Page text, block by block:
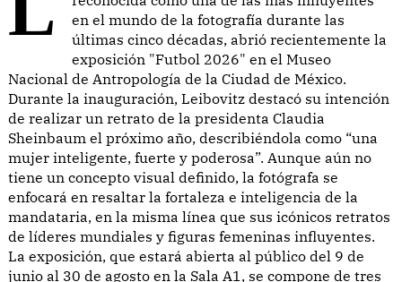
en el mundo de la fotografía durante las
últimas cinco décadas, abrió recientemente la
exposición "Futbol 2026" en el Museo
Nacional de Antropología de la Ciudad de México.
Durante la inauguración, Leibovitz destacó su intención
de realizar un retrato de la presidenta Claudia
Sheinbaum el próximo año, describiéndola como “una
mujer inteligente, fuerte y poderosa”. Aunque aún no
tiene un concepto visual definido, la fotógrafa se
enfocará en resaltar la fortaleza e inteligencia de la
mandataria, en la misma línea que sus icónicos retratos
de líderes mundiales y figuras femeninas influyentes.
La exposición, que estará abierta al público del 9 de
junio al 30 de agosto en la Sala A1, se compone de tres